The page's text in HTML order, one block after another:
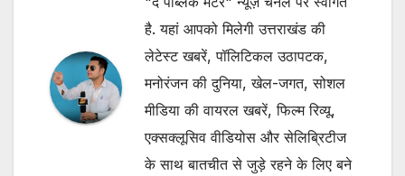
है. यहां आपको मिलेगी उत्तराखंड की
लेटेस्ट खबरें, पॉलिटिकल उठापटक,
मनोरंजन की दुनिया, खेल-जगत, सोशल
मीडिया की वायरल खबरें, फिल्म रिव्यू,
एक्सक्लूसिव वीडियोस और सेलिब्रिटीज
के साथ बातचीत से जुड़े रहने के लिए बने